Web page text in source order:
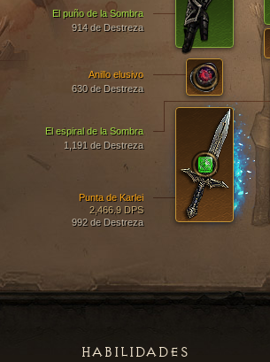
El puño de la Sombra
914 de Destreza
El espiral de la Sombra
1,191 de Destreza
Punta de Karlei
2,466.9 DPS
992 de Destreza
Anillo elusivo
630 de Destreza
HABILIDADES